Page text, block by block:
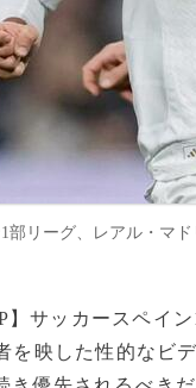
部リーグ、レアル・マ
】サッカースペイ
を映した性的なビ